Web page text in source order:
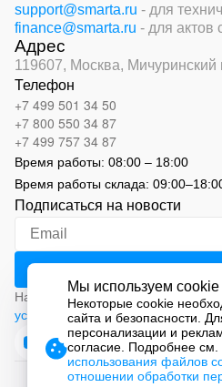
support@smarta.ru - для
finance@smarta.ru - для актов
Адрес
119607, Москва, Мичуринский
Телефон
+7 499 501 34 50
+7 800 550 34 87
+7 499 757 34 87
Время работы: 08:00 – 18:00
Время работы склада: 09:00–
Подписаться на новости
Нажимая на кнопку
условиями обработки
Мы используем cookie
Некоторые cookie
сайта и безопасности.
персонализации и
согласие. Подробнее см.
использования файлов
отношении обработки